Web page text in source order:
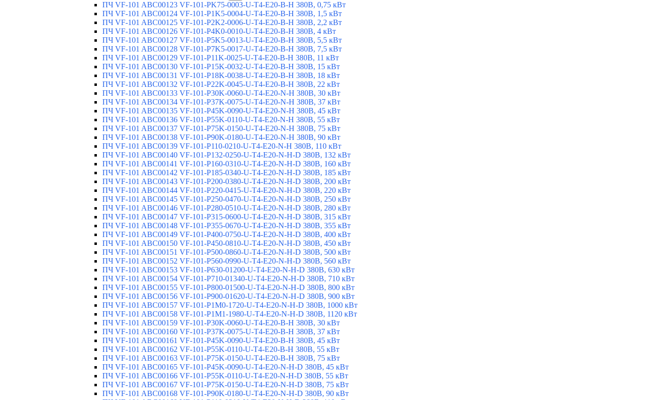
ПЧ VF-101 ABC00123 VF-101-PK75-0003-U-T4-E20-B-H 380В, 0,75 кВт
ПЧ VF-101 ABC00124 VF-101-P1K5-0004-U-T4-E20-B-H 380В, 1,5 кВт
ПЧ VF-101 ABC00125 VF-101-P2K2-0006-U-T4-E20-B-H 380В, 2,2 кВт
ПЧ VF-101 ABC00126 VF-101-P4K0-0010-U-T4-E20-B-H 380В, 4 кВт
ПЧ VF-101 ABC00127 VF-101-P5K5-0013-U-T4-E20-B-H 380В, 5,5 кВт
ПЧ VF-101 ABC00128 VF-101-P7K5-0017-U-T4-E20-B-H 380В, 7,5 кВт
ПЧ VF-101 ABC00129 VF-101-P11K-0025-U-T4-E20-B-H 380В, 11 кВт
ПЧ VF-101 ABC00130 VF-101-P15K-0032-U-T4-E20-B-H 380В, 15 кВт
ПЧ VF-101 ABC00131 VF-101-P18K-0038-U-T4-E20-B-H 380В, 18 кВт
ПЧ VF-101 ABC00132 VF-101-P22K-0045-U-T4-E20-B-H 380В, 22 кВт
ПЧ VF-101 ABC00133 VF-101-P30K-0060-U-T4-E20-N-H 380В, 30 кВт
ПЧ VF-101 ABC00134 VF-101-P37K-0075-U-T4-E20-N-H 380В, 37 кВт
ПЧ VF-101 ABC00135 VF-101-P45K-0090-U-T4-E20-N-H 380В, 45 кВт
ПЧ VF-101 ABC00136 VF-101-P55K-0110-U-T4-E20-N-H 380В, 55 кВт
ПЧ VF-101 ABC00137 VF-101-P75K-0150-U-T4-E20-N-H 380В, 75 кВт
ПЧ VF-101 ABC00138 VF-101-P90K-0180-U-T4-E20-N-H 380В, 90 кВт
ПЧ VF-101 ABC00139 VF-101-P110-0210-U-T4-E20-N-H 380В, 110 кВт
ПЧ VF-101 ABC00140 VF-101-P132-0250-U-T4-E20-N-H-D 380В, 132 кВт
ПЧ VF-101 ABC00141 VF-101-P160-0310-U-T4-E20-N-H-D 380В, 160 кВт
ПЧ VF-101 ABC00142 VF-101-P185-0340-U-T4-E20-N-H-D 380В, 185 кВт
ПЧ VF-101 ABC00143 VF-101-P200-0380-U-T4-E20-N-H-D 380В, 200 кВт
ПЧ VF-101 ABC00144 VF-101-P220-0415-U-T4-E20-N-H-D 380В, 220 кВт
ПЧ VF-101 ABC00145 VF-101-P250-0470-U-T4-E20-N-H-D 380В, 250 кВт
ПЧ VF-101 ABC00146 VF-101-P280-0510-U-T4-E20-N-H-D 380В, 280 кВт
ПЧ VF-101 ABC00147 VF-101-P315-0600-U-T4-E20-N-H-D 380В, 315 кВт
ПЧ VF-101 ABC00148 VF-101-P355-0670-U-T4-E20-N-H-D 380В, 355 кВт
ПЧ VF-101 ABC00149 VF-101-P400-0750-U-T4-E20-N-H-D 380В, 400 кВт
ПЧ VF-101 ABC00150 VF-101-P450-0810-U-T4-E20-N-H-D 380В, 450 кВт
ПЧ VF-101 ABC00151 VF-101-P500-0860-U-T4-E20-N-H-D 380В, 500 кВт
ПЧ VF-101 ABC00152 VF-101-P560-0990-U-T4-E20-N-H-D 380В, 560 кВт
ПЧ VF-101 ABC00153 VF-101-P630-01200-U-T4-E20-N-H-D 380В, 630 кВт
ПЧ VF-101 ABC00154 VF-101-P710-01340-U-T4-E20-N-H-D 380В, 710 кВт
ПЧ VF-101 ABC00155 VF-101-P800-01500-U-T4-E20-N-H-D 380В, 800 кВт
ПЧ VF-101 ABC00156 VF-101-P900-01620-U-T4-E20-N-H-D 380В, 900 кВт
ПЧ VF-101 ABC00157 VF-101-P1M0-1720-U-T4-E20-N-H-D 380В, 1000 кВт
ПЧ VF-101 ABC00158 VF-101-P1M1-1980-U-T4-E20-N-H-D 380В, 1120 кВт
ПЧ VF-101 ABC00159 VF-101-P30K-0060-U-T4-E20-B-H 380В, 30 кВт
ПЧ VF-101 ABC00160 VF-101-P37K-0075-U-T4-E20-B-H 380В, 37 кВт
ПЧ VF-101 ABC00161 VF-101-P45K-0090-U-T4-E20-B-H 380В, 45 кВт
ПЧ VF-101 ABC00162 VF-101-P55K-0110-U-T4-E20-B-H 380В, 55 кВт
ПЧ VF-101 ABC00163 VF-101-P75K-0150-U-T4-E20-B-H 380В, 75 кВт
ПЧ VF-101 ABC00165 VF-101-P45K-0090-U-T4-E20-N-H-D 380В, 45 кВт
ПЧ VF-101 ABC00166 VF-101-P55K-0110-U-T4-E20-N-H-D 380В, 55 кВт
ПЧ VF-101 ABC00167 VF-101-P75K-0150-U-T4-E20-N-H-D 380В, 75 кВт
ПЧ VF-101 ABC00168 VF-101-P90K-0180-U-T4-E20-N-H-D 380В, 90 кВт